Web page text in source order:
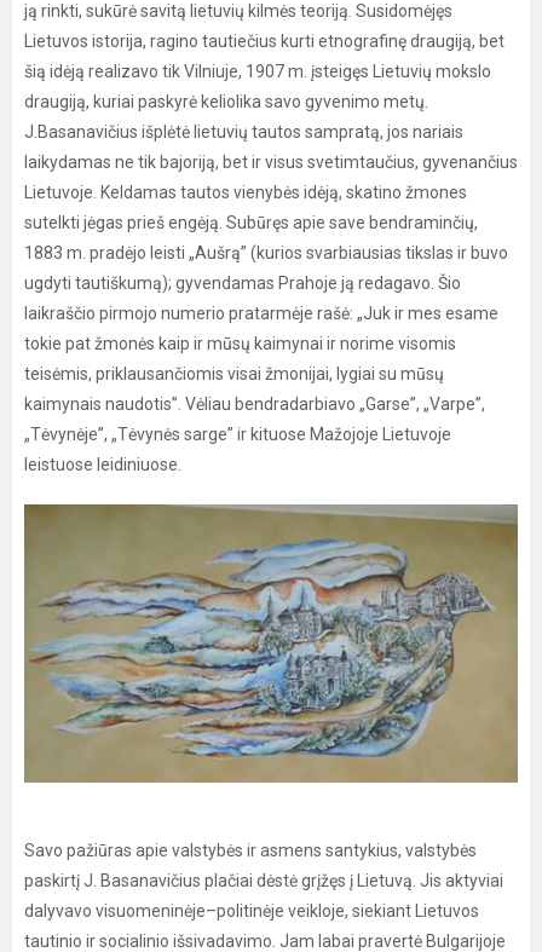
ją rinkti, sukūrė savitą lietuvių kilmės teoriją. Susidomėjęs
Lietuvos istorija, ragino tautiečius kurti etnografinę draugiją, bet
šią idėją realizavo tik Vilniuje, 1907 m. įsteigęs Lietuvių mokslo
draugiją, kuriai paskyrė keliolika savo gyvenimo metų.
J.Basanavičius išplėtė lietuvių tautos sampratą, jos nariais
laikydamas ne tik bajoriją, bet ir visus svetimtaučius, gyvenančius
Lietuvoje. Keldamas tautos vienybės idėją, skatino žmones
sutelkti jėgas prieš engėją. Subūręs apie save bendraminčių,
1883 m. pradėjo leisti „Aušrą” (kurios svarbiausias tikslas ir buvo
ugdyti tautiškumą); gyvendamas Prahoje ją redagavo. Šio
laikraščio pirmojo numerio pratarmėje rašė: „Juk ir mes esame
tokie pat žmonės kaip ir mūsų kaimynai ir norime visomis
teisėmis, priklausančiomis visai žmonijai, lygiai su mūsų
kaimynais naudotis”. Vėliau bendradarbiavo „Garse”, „Varpe”,
„Tėvynėje”, „Tėvynės sarge” ir kituose Mažojoje Lietuvoje
leistuose leidiniuose.
Savo pažiūras apie valstybės ir asmens santykius, valstybės
paskirtį J. Basanavičius plačiai dėstė grįžęs į Lietuvą. Jis aktyviai
dalyvavo visuomeninėje–politinėje veikloje, siekiant Lietuvos
tautinio ir socialinio išsivadavimo. Jam labai pravertė Bulgarijoje